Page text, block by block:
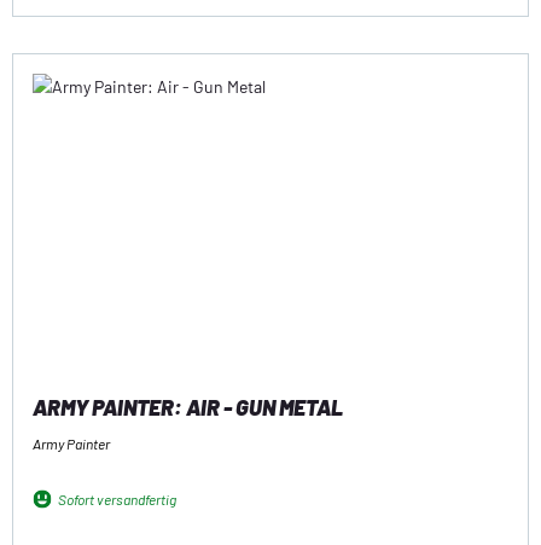
ARMY PAINTER: AIR - GUN METAL
Army Painter
Sofort versandfertig